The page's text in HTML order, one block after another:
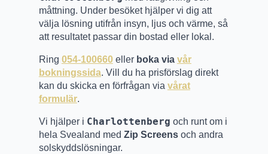
måttning. Under besöket hjälper vi dig att
välja lösning utifrån insyn, ljus och värme, så
att resultatet passar din bostad eller lokal.
Ring 054-100660eller boka via vår
bokningssida. Vill du ha prisförslag direkt
kan du skicka en förfrågan via vårat
formulär.
Vi hjälper i Charlottenberg och runt om i
hela Svealand med Zip Screensoch andra
solskyddslösningar.